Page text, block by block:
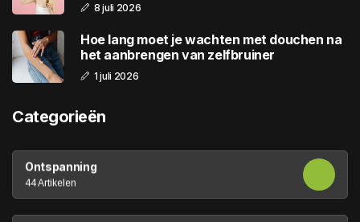
8 juli 2026
Hoe lang moet je wachten met douchen na
het aanbrengen van zelfbruiner
1 juli 2026
Categorieën
Ontspanning
44 Artikelen